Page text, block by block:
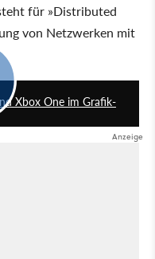
für »Distributed
von Netzwerken mit
Xbox One im Grafik-